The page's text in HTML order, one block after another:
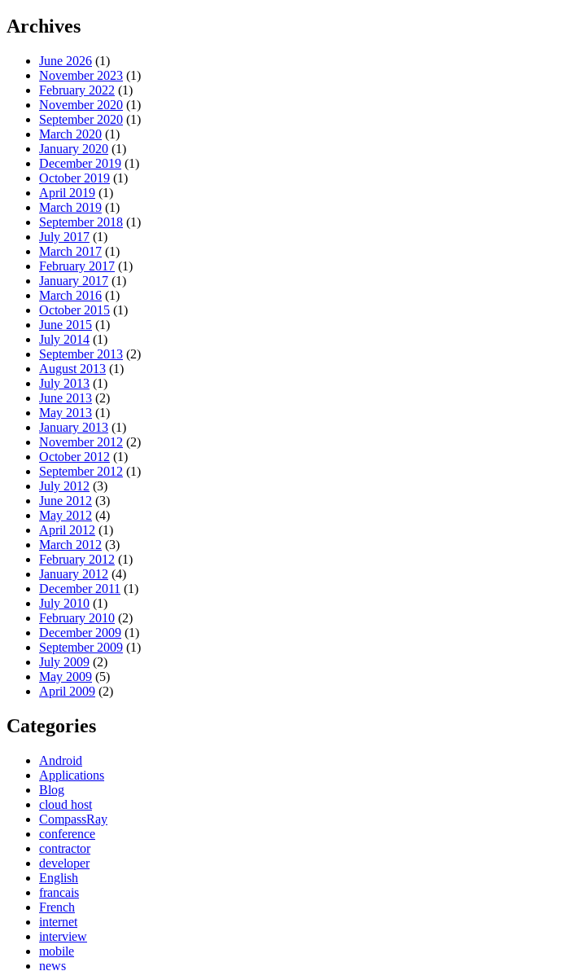
Archives
June 2026 (1)
November 2023 (1)
February 2022 (1)
November 2020 (1)
September 2020 (1)
March 2020 (1)
January 2020 (1)
December 2019 (1)
October 2019 (1)
April 2019 (1)
March 2019 (1)
September 2018 (1)
July 2017 (1)
March 2017 (1)
February 2017 (1)
January 2017 (1)
March 2016 (1)
October 2015 (1)
June 2015 (1)
July 2014 (1)
September 2013 (2)
August 2013 (1)
July 2013 (1)
June 2013 (2)
May 2013 (1)
January 2013 (1)
November 2012 (2)
October 2012 (1)
September 2012 (1)
July 2012 (3)
June 2012 (3)
May 2012 (4)
April 2012 (1)
March 2012 (3)
February 2012 (1)
January 2012 (4)
December 2011 (1)
July 2010 (1)
February 2010 (2)
December 2009 (1)
September 2009 (1)
July 2009 (2)
May 2009 (5)
April 2009 (2)
Categories
Android
Applications
Blog
cloud host
CompassRay
conference
contractor
developer
English
francais
French
internet
interview
mobile
news